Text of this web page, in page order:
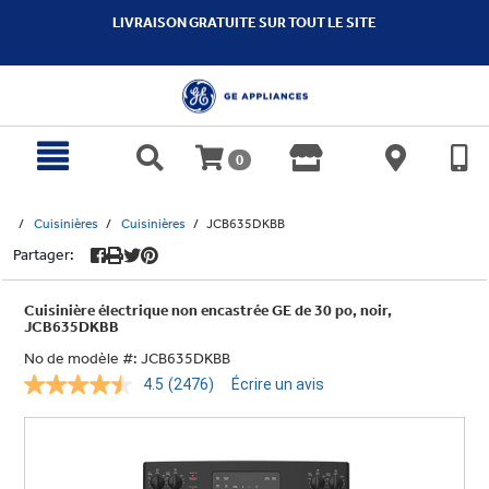
LIVRAISON GRATUITE SUR TOUT LE SITE
0
Cuisinières Cuisinières JCB635DKBB
Partager:
Cuisinière électrique non encastrée GE de 30 po, noir,
JCB635DKBB
No de modèle #: JCB635DKBB
4.5 Lire
Lien
vers
(2476) Écrire un avis